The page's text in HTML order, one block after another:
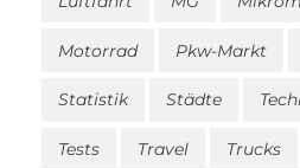
Motorrad Pkw-Markt
Statistik Städte
Tests Travel Trucks